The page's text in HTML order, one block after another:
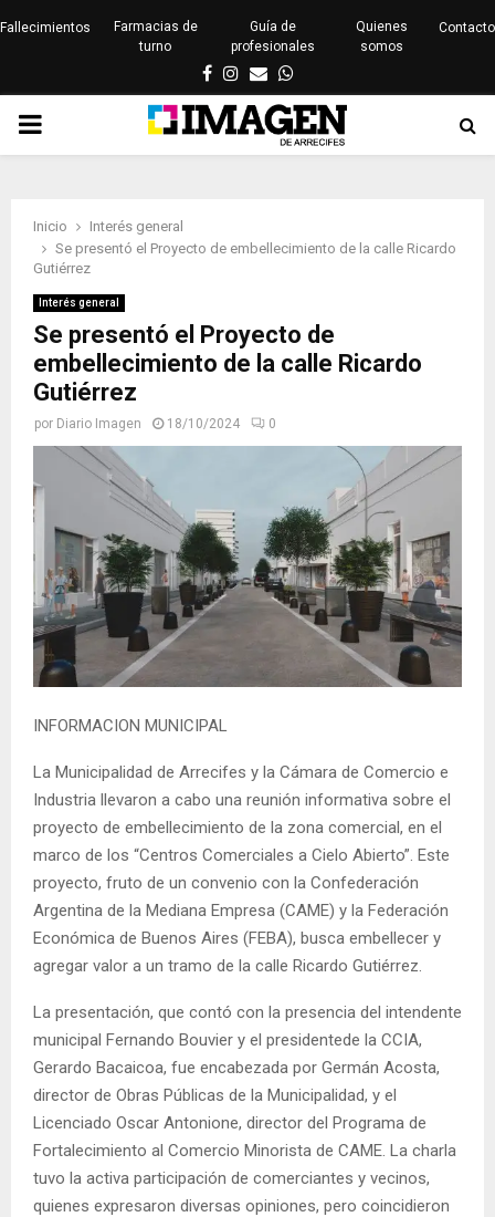
Fallecimientos
Farmacias de
turno
Guía de
profesionales
Quienes
somos
Contacto
Facebook
Instagram
EmailWhatsapp
PRIMARY
Inicio
Interés general
Se presentó el Proyecto de embellecimiento de la calle Ricardo
Gutiérrez
Interés general
Se presentó el Proyecto de
embellecimiento de la calle Ricardo
Gutiérrez
por Diario Imagen 18/10/2024 0
INFORMACION MUNICIPAL
La Municipalidad de Arrecifes y la Cámara de Comercio e
Industria llevaron a cabo una reunión informativa sobre el
proyecto de embellecimiento de la zona comercial, en el
marco de los “Centros Comerciales a Cielo Abierto”. Este
proyecto, fruto de un convenio con la Confederación
Argentina de la Mediana Empresa (CAME) y la Federación
Económica de Buenos Aires (FEBA), busca embellecer y
agregar valor a un tramo de la calle Ricardo Gutiérrez.
La presentación, que contó con la presencia del intendente
municipal Fernando Bouvier y el presidentede la CCIA,
Gerardo Bacaicoa, fue encabezada por Germán Acosta,
director de Obras Públicas de la Municipalidad, y el
Licenciado Oscar Antonione, director del Programa de
Fortalecimiento al Comercio Minorista de CAME. La charla
tuvo la activa participación de comerciantes y vecinos,
quienes expresaron diversas opiniones, pero coincidieron